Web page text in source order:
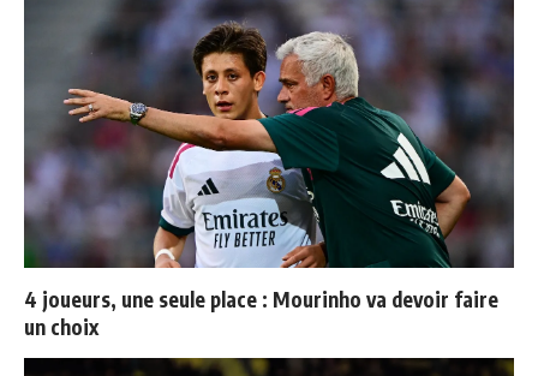
4 joueurs, une seule place : Mourinho va devoir faire
un choix